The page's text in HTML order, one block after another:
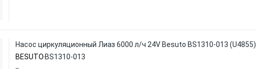
Насос циркуляционный Лиаз 6000 л/ч 24V Besuto BS1310-013 (U4855)
BESUTO BS1310-013